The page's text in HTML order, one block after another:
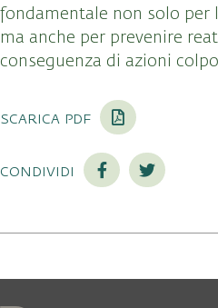
fondamentale non solo per
ma anche per prevenire
conseguenza di azioni
scarica pdf
condividi